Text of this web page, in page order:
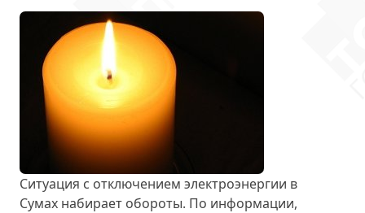
Ситуация с отключением электроэнергии в
Сумах набирает обороты. По информации,